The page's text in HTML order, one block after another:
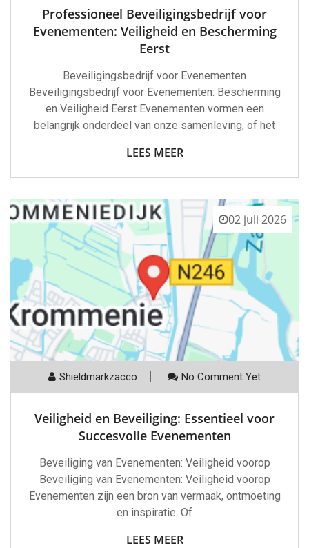
Professioneel Beveiligingsbedrijf voor
Evenementen: Veiligheid en Bescherming
Eerst
Beveiligingsbedrijf voor Evenementen
Beveiligingsbedrijf voor Evenementen: Bescherming
en Veiligheid Eerst Evenementen vormen een
belangrijk onderdeel van onze samenleving, of het
LEES MEER
02 juli 2026
Shieldmarkzacco No Comment Yet
Veiligheid en Beveiliging: Essentieel voor
Succesvolle Evenementen
Beveiliging van Evenementen: Veiligheid voorop
Beveiliging van Evenementen: Veiligheid voorop
Evenementen zijn een bron van vermaak, ontmoeting
en inspiratie. Of
LEES MEER